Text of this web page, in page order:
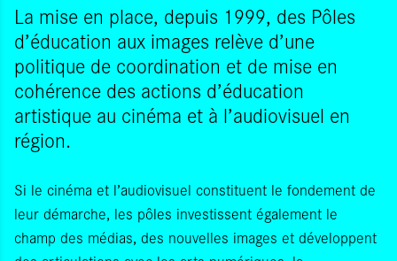
La mise en place, depuis 1999, des Pôles
d’éducation aux images relève d’une
politique de coordination et de mise en
cohérence des actions d’éducation
artistique au cinéma et à l’audiovisuel en
région.
Si le cinéma et l’audiovisuel constituent le fondement de
leur démarche, les pôles investissent également le
champ des médias, des nouvelles images et développent